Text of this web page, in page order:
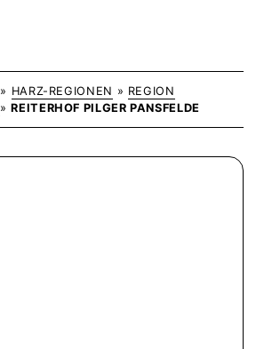
» HARZ-REGIONEN » REGION
»REITERHOF PILGER PANSFELDE